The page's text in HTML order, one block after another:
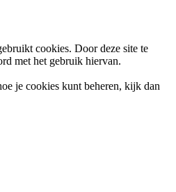
cookies. Door deze site te
met het gebruik hiervan.
je cookies kunt beheren, kijk dan